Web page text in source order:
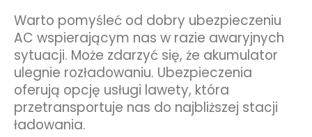
Warto pomyśleć od dobry ubezpieczeniu
AC wspierającym nas w razie awaryjnych
sytuacji. Może zdarzyć się, że akumulator
ulegnie rozładowaniu. Ubezpieczenia
oferują opcję usługi lawety, która
przetransportuje nas do najbliższej stacji
ładowania.